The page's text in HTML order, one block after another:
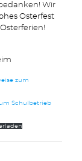
Wir
Osterfest
zum
Schulbetrieb